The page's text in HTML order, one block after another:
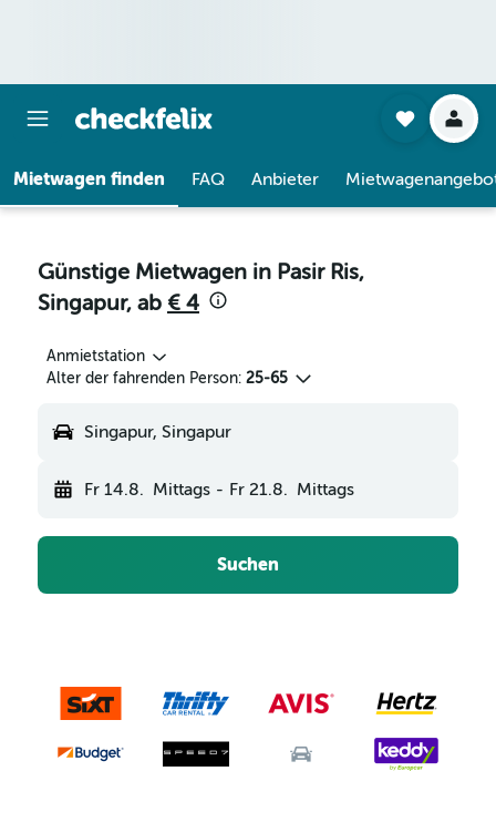
Mietwagen finden FAQ Anbieter
Günstige Mietwagen in Pasir Ris,
Singapur, ab € 4
Anmietstation
Alter der fahrenden Person: 25-65
Singapur, Singapur
Fr 14.8. Mittags - Fr 21.8. Mittags
Suchen